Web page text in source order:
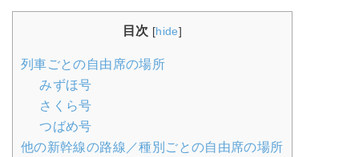
目次 [hide]
列車ごとの自由席の場所
みずほ号
さくら号
つばめ号
他の新幹線の路線／種別ごとの自由席の場所